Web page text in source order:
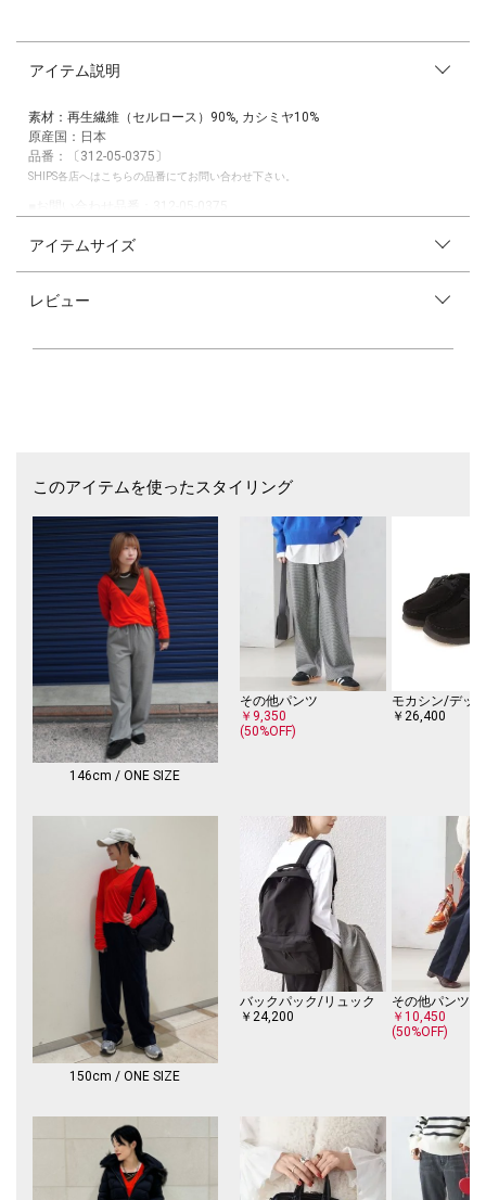
アイテム説明
素材：再生繊維（セルロース）90%, カシミヤ10%
原産国：日本
品番：〔312-05-0375〕
SHIPS各店へはこちらの品番にてお問い合わせ下さい。
※末永く愛用頂く為に、アテンションタグ・洗濯ネームを必ずご確認の
アイテムサイズ
レビュー
このアイテムを使ったスタイリング
146cm / ONE SIZE
その他パンツ
￥9,350
(50%OFF)
￥26,400
150cm / ONE SIZE
バックパック/リュック
￥24,200
その他パンツ
￥10,450
(50%OFF)